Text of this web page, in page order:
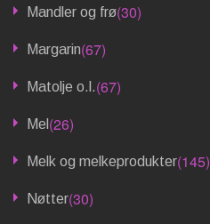
Mandler og frø(30)
Margarin(67)
Matolje o.l.(67)
Mel (26)
Melk og melkeprodukter(145)
Nøtter(30)